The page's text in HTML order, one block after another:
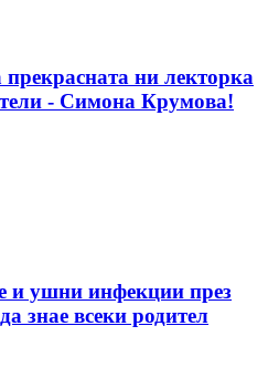
ни лекторка
- Симона Крумова!
и ушни инфекции през
знае всеки родител